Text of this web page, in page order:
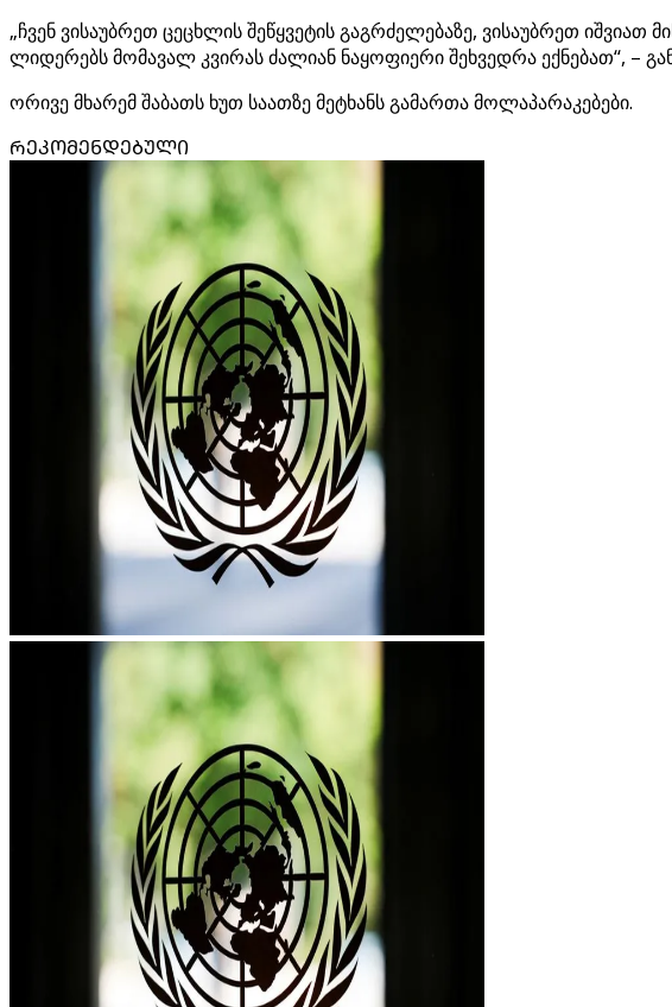
„ჩვენ ვისაუბრეთ ცეცხლის შეწყვეტის გაგრძელებაზე, ვისაუბრეთ
ლიდერებს მომავალ კვირას ძალიან ნაყოფიერი შეხვედრა ექნებათ“, –
ორივე მხარემ შაბათს ხუთ საათზე მეტხანს გამართა მოლაპარაკებები.
ᲠᲔᲙᲝᲛᲔᲜᲓᲔᲑᲣᲚᲘ